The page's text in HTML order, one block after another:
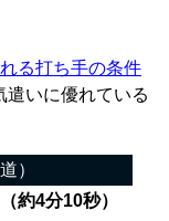
る打ち手の条件
遣いに優れている
）
約4分10秒）